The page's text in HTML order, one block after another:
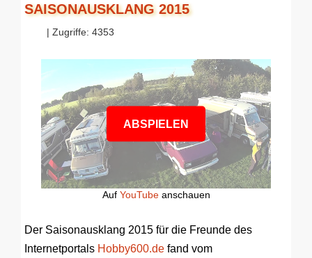
SAISONAUSKLANG 2015
| Zugriffe: 4353
ABSPIELEN
Auf YouTubeanschauen
Der Saisonausklang 2015 für die Freunde des
Internetportals Hobby600.de fand vom